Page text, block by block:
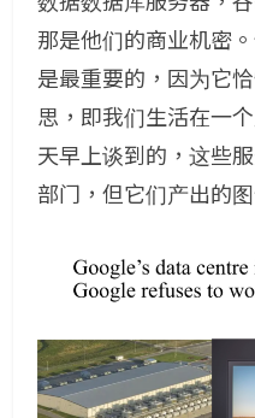
那是他们的商业机密
是最重要的，因为它
思，即我们生活在一
天早上谈到的，这些
部门，但它们产出的